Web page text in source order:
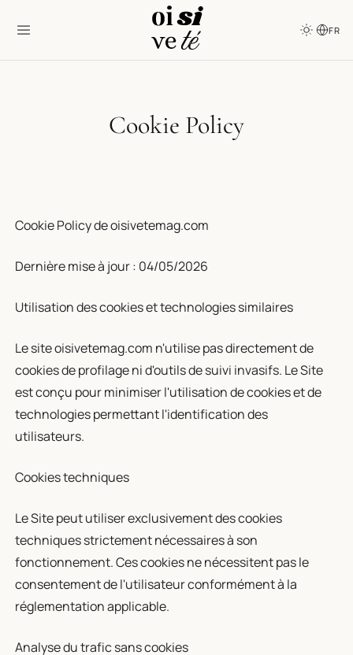
FR
Cookie Policy
Cookie Policy de oisivetemag.com
Dernière mise à jour : 04/05/2026
Utilisation des cookies et technologies similaires
Le site oisivetemag.com n'utilise pas directement de
cookies de profilage ni d'outils de suivi invasifs. Le Site
est conçu pour minimiser l'utilisation de cookies et de
technologies permettant l'identification des
utilisateurs.
Cookies techniques
Le Site peut utiliser exclusivement des cookies
techniques strictement nécessaires à son
fonctionnement. Ces cookies ne nécessitent pas le
consentement de l'utilisateur conformément à la
réglementation applicable.
Analyse du trafic sans cookies